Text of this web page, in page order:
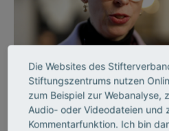
Die Websites des
Stiftungszentrums nutzen
zum Beispiel zur Webanalyse,
Audio- oder Videodateien und
Kommentarfunktion. Ich bin